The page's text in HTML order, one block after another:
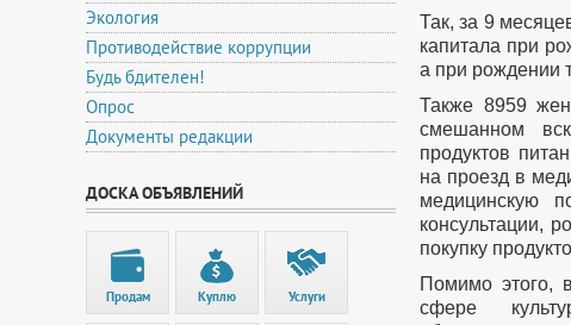
Экология
Противодействие коррупции
Будь бдителен!
Опрос
Документы редакции
ДОСКА ОБЪЯВЛЕНИЙ
Продам Куплю Услуги
Так, за 9
капитала при
а при рождении
Также 8959
смешанном
продуктов
на проезд в
медицинскую
консультации,
покупку
Помимо этого,
сфере